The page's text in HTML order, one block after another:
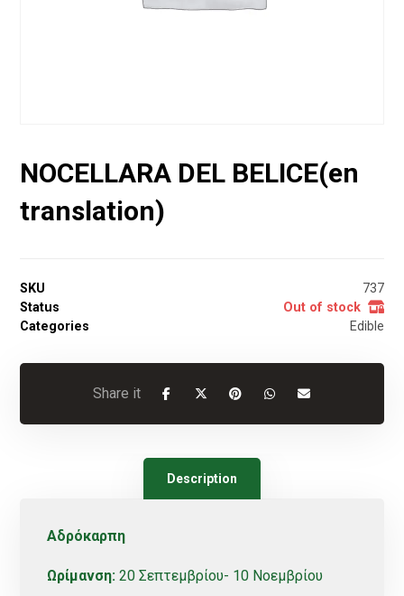
NOCELLARA DEL BELICE(en
translation)
SKU
737
Status
Out of stock
Categories
Edible
Description
Αδρόκαρπη
Ωρίμανση:20 Σεπτεμβρίου- 10 Νοεμβρίου